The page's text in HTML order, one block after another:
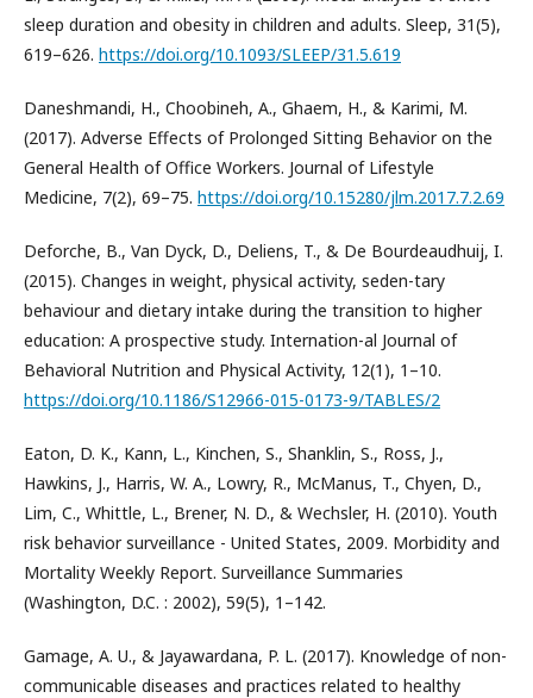
sleep duration and obesity in children and adults. Sleep, 31(5),
619–626. https://doi.org/10.1093/SLEEP/31.5.619
Daneshmandi, H., Choobineh, A., Ghaem, H., & Karimi, M.
(2017). Adverse Effects of Prolonged Sitting Behavior on the
General Health of Office Workers. Journal of Lifestyle
Medicine, 7(2), 69–75. https://doi.org/10.15280/jlm.2017.7.2.69
Deforche, B., Van Dyck, D., Deliens, T., & De Bourdeaudhuij, I.
(2015). Changes in weight, physical activity, seden-tary
behaviour and dietary intake during the transition to higher
education: A prospective study. Internation-al Journal of
Behavioral Nutrition and Physical Activity, 12(1), 1–10.
https://doi.org/10.1186/S12966-015-0173-9/TABLES/2
Eaton, D. K., Kann, L., Kinchen, S., Shanklin, S., Ross, J.,
Hawkins, J., Harris, W. A., Lowry, R., McManus, T., Chyen, D.,
Lim, C., Whittle, L., Brener, N. D., & Wechsler, H. (2010). Youth
risk behavior surveillance - United States, 2009. Morbidity and
Mortality Weekly Report. Surveillance Summaries
(Washington, D.C. : 2002), 59(5), 1–142.
Gamage, A. U., & Jayawardana, P. L. (2017). Knowledge of non-
communicable diseases and practices related to healthy